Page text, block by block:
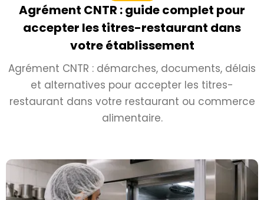
Agrément CNTR : guide complet pour
accepter les titres-restaurant dans
votre établissement
Agrément CNTR : démarches, documents, délais
et alternatives pour accepter les titres-
restaurant dans votre restaurant ou commerce
alimentaire.